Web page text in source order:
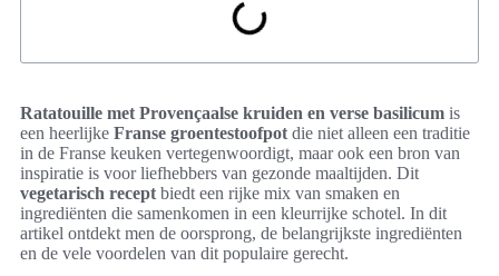
Ratatouille met Provençaalse kruiden en verse basilicum is
een heerlijke Franse groentestoofpot die niet alleen een traditie
in de Franse keuken vertegenwoordigt, maar ook een bron van
inspiratie is voor liefhebbers van gezonde maaltijden. Dit
vegetarisch recept biedt een rijke mix van smaken en
ingrediënten die samenkomen in een kleurrijke schotel. In dit
artikel ontdekt men de oorsprong, de belangrijkste ingrediënten
en de vele voordelen van dit populaire gerecht.